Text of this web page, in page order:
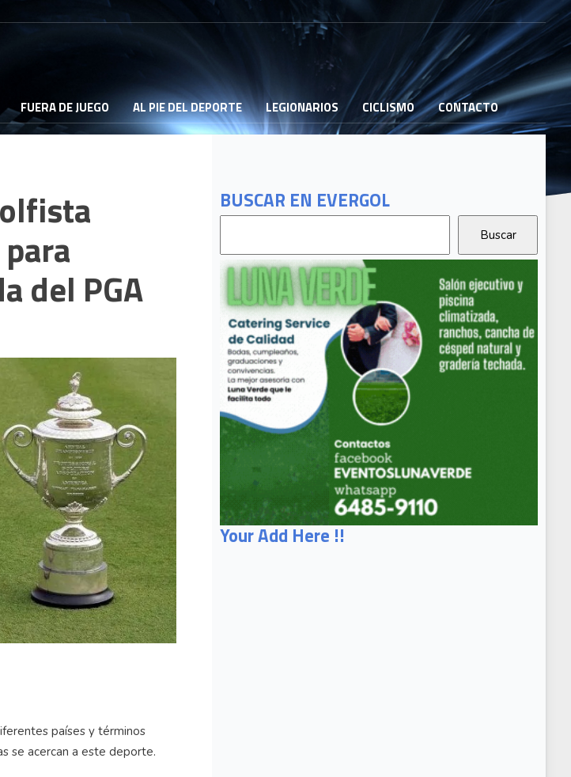
FUERA DE JUEGO AL PIE DEL DEPORTE LEGIONARIOS CICLISMO CONTACTO
BUSCAR EN EVERGOL
Your Add Here !!
del PGA
países y términos
se acercan a este deporte.